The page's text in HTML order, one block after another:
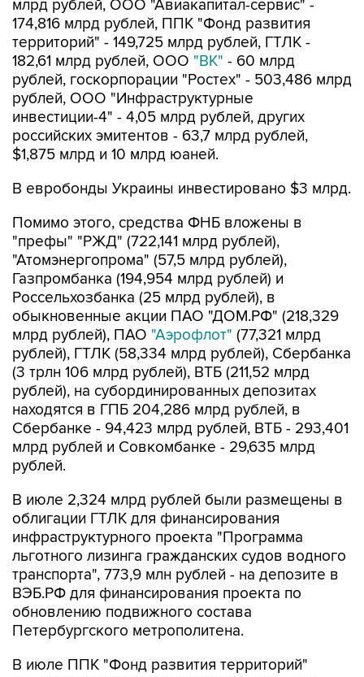
млрд рублей, ООО "Авиакапитал-сервис" -
174,816 млрд рублей, ППК "Фонд развития
территорий" - 149,725 млрд рублей, ГТЛК -
182,61 млрд рублей, ООО "ВК" - 60 млрд
рублей, госкорпорации "Ростех" - 503,486 млрд
рублей, ООО "Инфраструктурные
инвестиции-4" - 4,05 млрд рублей, других
российских эмитентов - 63,7 млрд рублей,
$1,875 млрд и 10 млрд юаней.
В евробонды Украины инвестировано $3 млрд.
Помимо этого, средства ФНБ вложены в
"префы" "РЖД" (722,141 млрд рублей),
"Атомэнергопрома" (57,5 млрд рублей),
Газпромбанка (194,954 млрд рублей) и
Россельхозбанка (25 млрд рублей), в
обыкновенные акции ПАО "ДОМ.РФ" (218,329
млрд рублей), ПАО "Аэрофлот" (77,321 млрд
рублей), ГТЛК (58,334 млрд рублей), Сбербанка
(3 трлн 106 млрд рублей), ВТБ (211,52 млрд
рублей), на субординированных депозитах
находятся в ГПБ 204,286 млрд рублей, в
Сбербанке - 94,423 млрд рублей, ВТБ - 293,401
млрд рублей и Совкомбанке - 29,635 млрд
рублей.
В июле 2,324 млрд рублей были размещены в
облигации ГТЛК для финансирования
инфраструктурного проекта "Программа
льготного лизинга гражданских судов водного
транспорта", 773,9 млн рублей - на депозите в
ВЭБ.РФ для финансирования проекта по
обновлению подвижного состава
Петербургского метрополитена.
В июле ППК "Фонд развития территорий"